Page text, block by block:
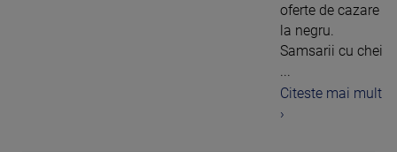
oferte de cazare
la negru.
Samsarii cu chei
...
Citeste mai mult
›